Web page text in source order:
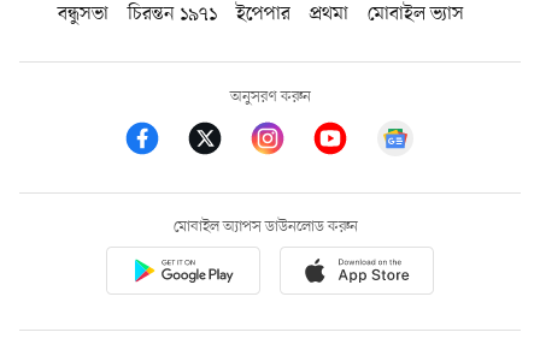
বন্ধুসভা
চিরন্তন ১৯৭১ ইপেপার প্রথমা মোবাইল ভ্যাস
অনুসরণ করুন
মোবাইল অ্যাপস ডাউনলোড করুন